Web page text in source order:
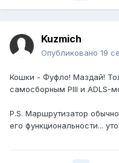
Kuzmich
Опубликовано 19
Кошки - Фуфло! Маздай!
самосборным PIII и ADLS-
P.S. Маршрутизатор
его функциональности...